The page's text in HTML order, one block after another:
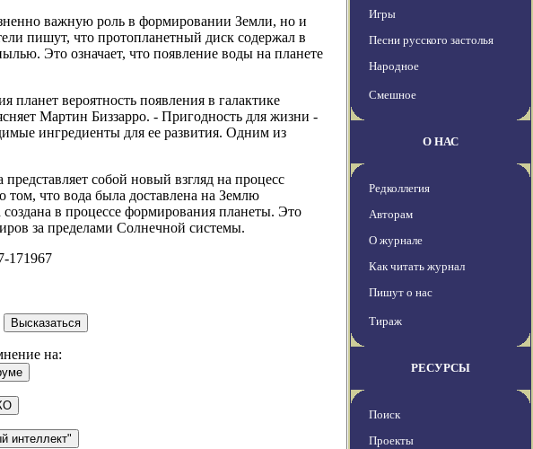
важную роль в формировании Земли, но и
пишут, что протопланетный диск содержал в
Это означает, что появление воды на планете
вероятность появления в галактике
Мартин Биззарро. - Пригодность для жизни -
ингредиенты для ее развития. Одним из
собой новый взгляд на процесс
что вода была доставлена на Землю
в процессе формирования планеты. Это
за пределами Солнечной системы.
171967
на:
Игры
Песни русского застолья
Народное
Смешное
О НАС
Редколлегия
Авторам
О журнале
Как читать журнал
Пишут о нас
Тираж
РЕСУРСЫ
Поиск
Проекты